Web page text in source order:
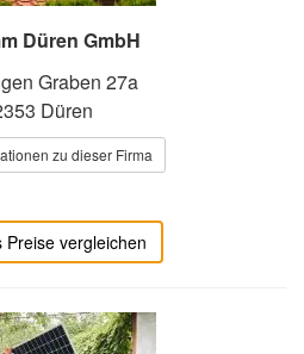
Düren GmbH
Graben 27a
Düren
zu dieser Firma
Preise vergleichen